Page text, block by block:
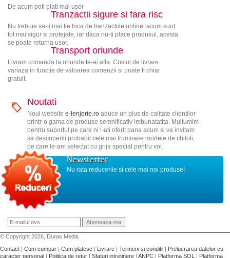
De acum poti plati mai usor
Tranzactii sigure si fara risc
Nu trebuie sa-ti mai fie frica de tranzactiile online, acum sunt
tot mai sigur si protejate, iar daca nu-ti place produsul, acesta
se poate returna usor.
Transport oriunde
Livram comanda ta oriunde te-ai afla. Costul de livrare
variaza in functie de valoarea comenzii si poate fi chiar
gratuit.
Noutati
Noul website e-lenjerie.roaduce un plus de calitate clientilor
printr-o gama de produse semnificativ imbunatatita. Multumim
pentru suportul pe care ni l-ati oferit pana acum si va invitam
sa descoperiti probabil cele mai frumoase modele de chiloti,
pe care le-am selectat cu grija special pentru voi.
Newsletter
Nu rata reducerile si cele mai noi produse!
© Copyright 2026, Duras Media
Contact | Cum cumpar | Cum platesc | Livrare | Termeni si conditii | Prelucrarea datelor cu
caracter personal | Politica de retur | Sfaturi intretinere | ANPC | Platforma SOL | Platforma